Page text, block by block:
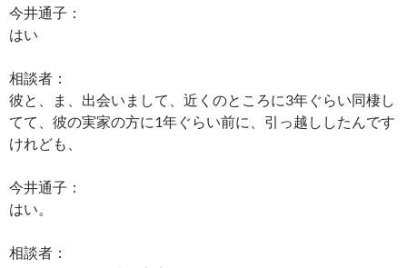
今井通子：
はい
相談者：
彼と、ま、出会いまして、近くのところに3年ぐらい同棲し
てて、彼の実家の方に1年ぐらい前に、引っ越ししたんです
けれども、
今井通子：
はい。
相談者：